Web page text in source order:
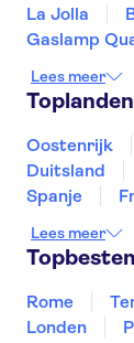
La Jolla
Gaslamp
Top of the
Intrepid
American
9-11
SUMMIT
Lees meer
Toplanden
Oostenrijk
Duitsland
Spanje
Noorwegen
Thailand
Lees meer
Rome
Londen